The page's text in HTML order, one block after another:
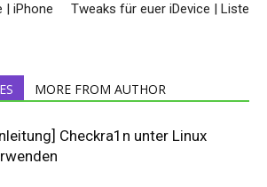
| iPhone
Tweaks für euer iDevice | Liste
MORE FROM AUTHOR
Checkra1n unter Linux